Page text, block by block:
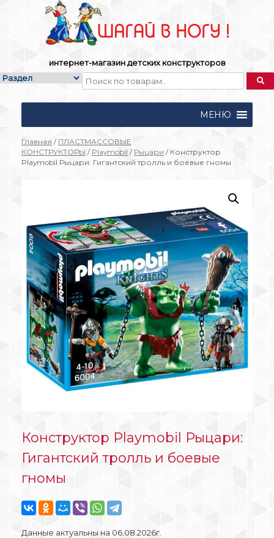
интернет-магазин детских конструкторов
МЕНЮ
Главная / ПЛАСТМАССОВЫЕ
КОНСТРУКТОРЫ / Playmobil / Рыцари / Конструктор
Playmobil Рыцари: Гигантский тролль и боевые гномы
Конструктор Playmobil Рыцари:
Гигантский тролль и боевые
гномы
Данные актуальны на 06.08.2026г.